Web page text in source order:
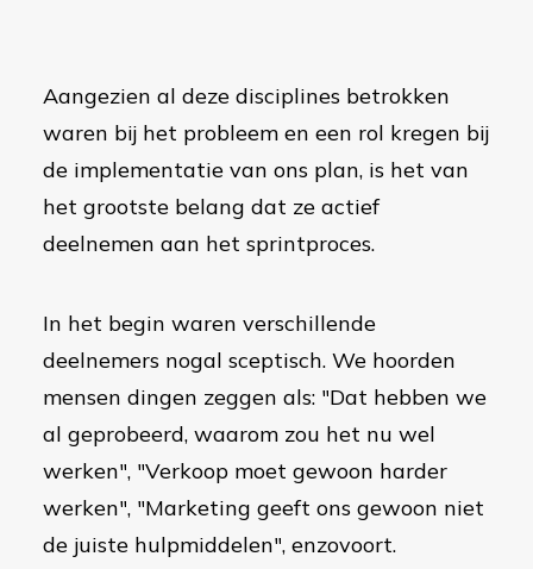
Aangezien al deze disciplines betrokken
waren bij het probleem en een rol kregen bij
de implementatie van ons plan, is het van
het grootste belang dat ze actief
deelnemen aan het sprintproces.
In het begin waren verschillende
deelnemers nogal sceptisch. We hoorden
mensen dingen zeggen als: "Dat hebben we
al geprobeerd, waarom zou het nu wel
werken", "Verkoop moet gewoon harder
werken", "Marketing geeft ons gewoon niet
de juiste hulpmiddelen", enzovoort.